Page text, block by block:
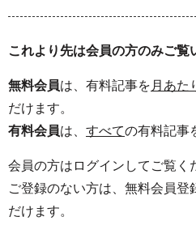
これより先は会員の方のみご覧
無料会員は、有料記事を 月あた
だけます。
有料会員は、 すべての有料記事
会員の方はログインしてご覧く
ご登録のない方は、無料会員登
だけます。